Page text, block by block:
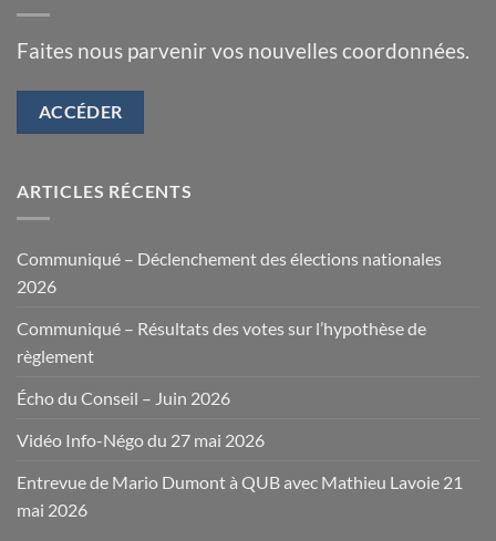
Faites nous parvenir vos nouvelles coordonnées.
ACCÉDER
ARTICLES RÉCENTS
Communiqué – Déclenchement des élections nationales
2026
Communiqué – Résultats des votes sur l’hypothèse de
règlement
Écho du Conseil – Juin 2026
Vidéo Info-Négo du 27 mai 2026
Entrevue de Mario Dumont à QUB avec Mathieu Lavoie 21
mai 2026